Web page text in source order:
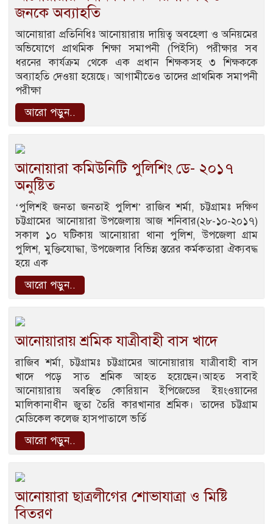
জনকে অব্যাহতি
আনোয়ারা প্রতিনিধিঃ আনোয়ারায় দায়িত্ব অবহেলা ও অনিয়মের
অভিযোগে প্রাথমিক শিক্ষা সমাপনী (পিইসি) পরীক্ষার সব
ধরনের কার্যক্রম থেকে এক প্রধান শিক্ষকসহ ৩ শিক্ষককে
অব্যাহতি দেওয়া হয়েছে। আগামীতেও তাদের প্রাথমিক সমাপনী
পরীক্ষা
আরো পড়ুন..
আনোয়ারা কমিউনিটি পুলিশিং ডে- ২০১৭
অনুষ্টিত
‘পুলিশই জনতা জনতাই পুলিশ’ রাজিব শর্মা, চট্টগ্রামঃ দক্ষিণ
চট্টগ্রামের আনোয়ারা উপজেলায় আজ শনিবার(২৮-১০-২০১৭)
সকাল ১০ ঘটিকায় আনোয়ারা থানা পুলিশ, উপজেলা গ্রাম
পুলিশ, মুক্তিযোদ্ধা, উপজেলার বিভিন্ন স্তরের কর্মকতারা ঐক্যবদ্ধ
হয়ে এক
আরো পড়ুন..
আনোয়ারায় শ্রমিক যাত্রীবাহী বাস খাদে
রাজিব শর্মা, চট্টগ্রামঃ চট্টগ্রামের আনোয়ারায় যাত্রীবাহী বাস
খাদে পড়ে সাত শ্রমিক আহত হয়েছেন।আহত সবাই
আনোয়ারায় অবস্থিত কোরিয়ান ইপিজেডের ইয়ংওয়ানের
মালিকানাধীন জুতা তৈরি কারখানার শ্রমিক। তাদের চট্টগ্রাম
মেডিকেল কলেজ হাসপাতালে ভর্তি
আরো পড়ুন..
আনোয়ারা ছাত্রলীগের শোভাযাত্রা ও মিষ্টি
বিতরণ